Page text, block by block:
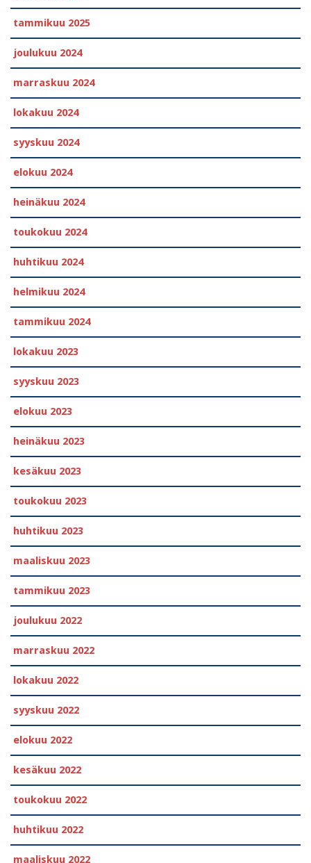
tammikuu 2025
joulukuu 2024
marraskuu 2024
lokakuu 2024
syyskuu 2024
elokuu 2024
heinäkuu 2024
toukokuu 2024
huhtikuu 2024
helmikuu 2024
tammikuu 2024
lokakuu 2023
syyskuu 2023
elokuu 2023
heinäkuu 2023
kesäkuu 2023
toukokuu 2023
huhtikuu 2023
maaliskuu 2023
tammikuu 2023
joulukuu 2022
marraskuu 2022
lokakuu 2022
syyskuu 2022
elokuu 2022
kesäkuu 2022
toukokuu 2022
huhtikuu 2022
maaliskuu 2022